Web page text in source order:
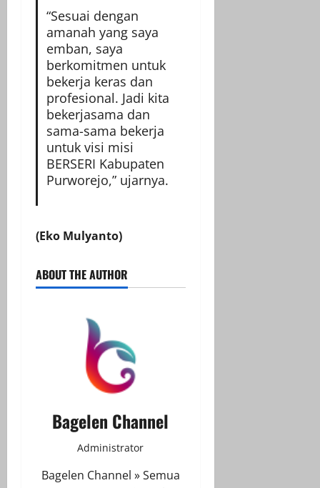
“Sesuai dengan
amanah yang saya
emban, saya
berkomitmen untuk
bekerja keras dan
profesional. Jadi kita
bekerjasama dan
sama-sama bekerja
untuk visi misi
BERSERI Kabupaten
Purworejo,” ujarnya.
(Eko Mulyanto)
ABOUT THE AUTHOR
Bagelen Channel
Administrator
Bagelen Channel » Semua